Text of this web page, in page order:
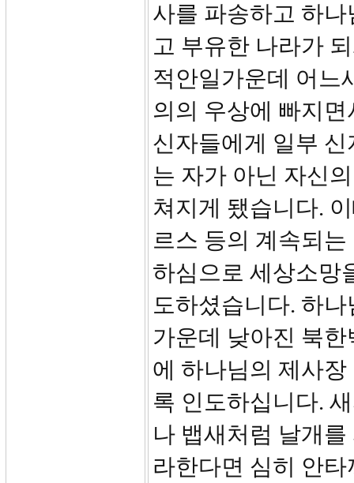
사를 파송하고 하
고 부유한 나라가
적안일가운데 어느
의의 우상에 빠지
신자들에게 일부
는 자가 아닌 자신
쳐지게 됐습니다.
르스 등의 계속되
하심으로 세상소망
도하셨습니다. 하
가운데 낮아진 북
에 하나님의 제사
록 인도하십니다.
나 뱁새처럼 날개
라한다면 심히 안